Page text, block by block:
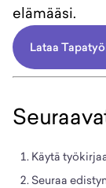
elämääsi.
Lataa
Käytä
Seuraa